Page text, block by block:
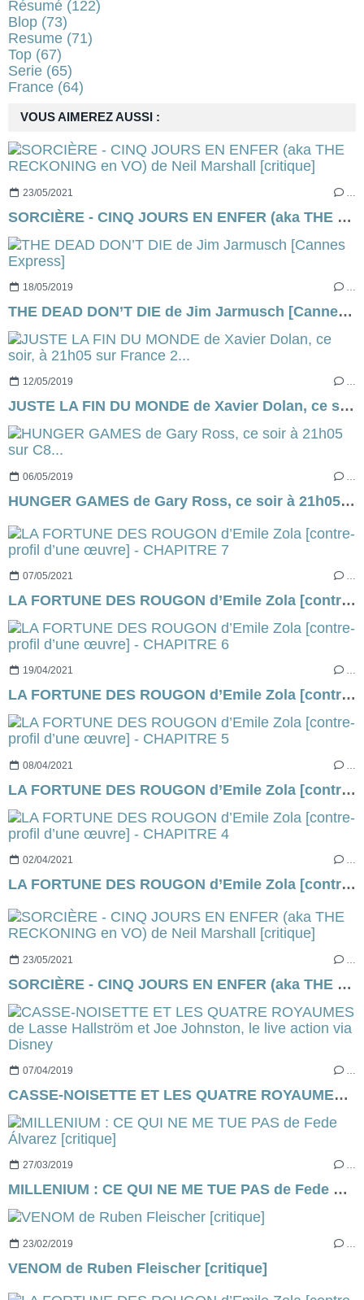
VOUS AIMEREZ AUSSI :
23/05/2021
SORCIÈRE - CINQ JOURS EN ENFER (aka THE RECKONING en VO) de Neil Marshall [critique]
18/05/2019 …
THE DEAD DON’T DIE de Jim Jarmusch [Cannes Express]
12/05/2019 …
JUSTE LA FIN DU MONDE de Xavier Dolan, ce soir, à 21h05 sur France 2...
06/05/2019
HUNGER GAMES de Gary Ross, ce soir à 21h05 sur C8...
07/05/2021 …
LA FORTUNE DES ROUGON d’Emile Zola [contre-profil d’une œuvre] - CHAPITRE 7
19/04/2021 …
LA FORTUNE DES ROUGON d’Emile Zola [contre-profil d’une œuvre] - CHAPITRE 6
08/04/2021 …
LA FORTUNE DES ROUGON d’Emile Zola [contre-profil d’une œuvre] - CHAPITRE 5
02/04/2021 …
LA FORTUNE DES ROUGON d’Emile Zola [contre-profil d’une œuvre] - CHAPITRE 4
23/05/2021
SORCIÈRE - CINQ JOURS EN ENFER (aka THE RECKONING en VO) de Neil Marshall [critique]
07/04/2019 …
CASSE-NOISETTE ET LES QUATRE ROYAUMES de Lasse Hallström et Joe Johnston, le live action via Disney
27/03/2019 …
MILLENIUM : CE QUI NE ME TUE PAS de Fede Álvarez [critique]
23/02/2019
VENOM de Ruben Fleischer [critique]
Résumé (122)
Blop (73)
Resume (71)
Top (67)
Serie (65)
France (64)